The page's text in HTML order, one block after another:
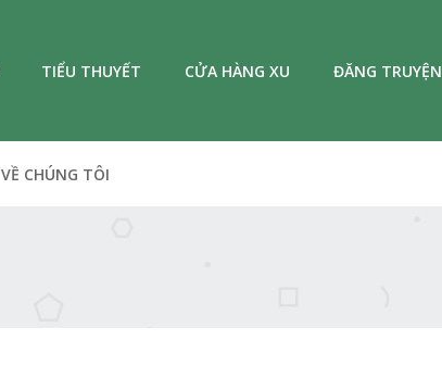
TIỂU THUYẾT CỬA HÀNG XU ĐĂNG TRUYỆN
VỀ CHÚNG TÔI